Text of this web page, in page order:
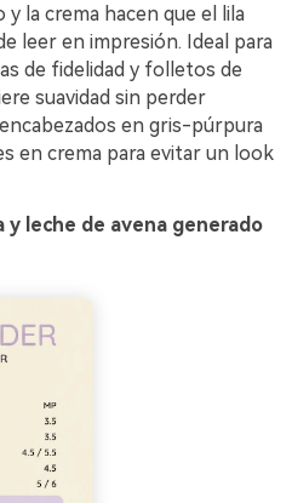
la crema hacen que el lila
leer en impresión. Ideal para
de fidelidad y folletos de
suavidad sin perder
en gris-púrpura
en crema para evitar un look
y leche de avena generado